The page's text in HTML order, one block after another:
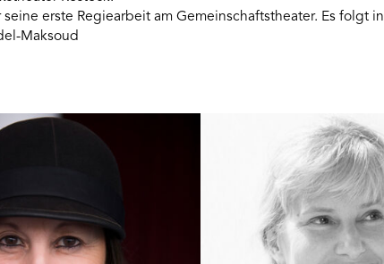
seine erste Regiearbeit am Gemeinschaftstheater. Es folgt in
Maksoud